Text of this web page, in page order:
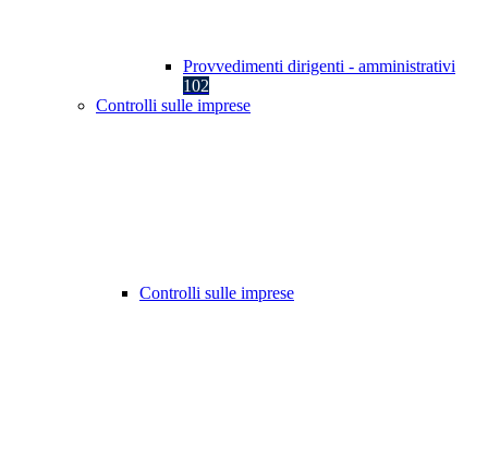
Provvedimenti dirigenti - amministrativi
102
Controlli sulle imprese
Controlli sulle imprese